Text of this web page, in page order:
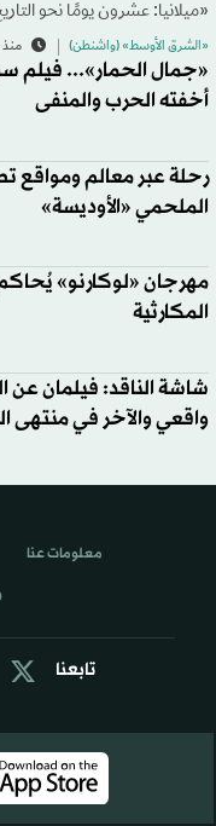
«ميلانيا: عشرون يومًا نحو
«الشرق الأوسط» (واشنطن) منذ
«جمال الحمار»...
أخفته الحرب والمنفى
رحلة عبر معالم ومواقع
الملحمي «الأوديسة»
مهرجان «لوكارنو»
المكارثية
شاشة الناقد: فيلمان عن
واقعي والآخر في منتهى
تابعنا
معلومات عنا